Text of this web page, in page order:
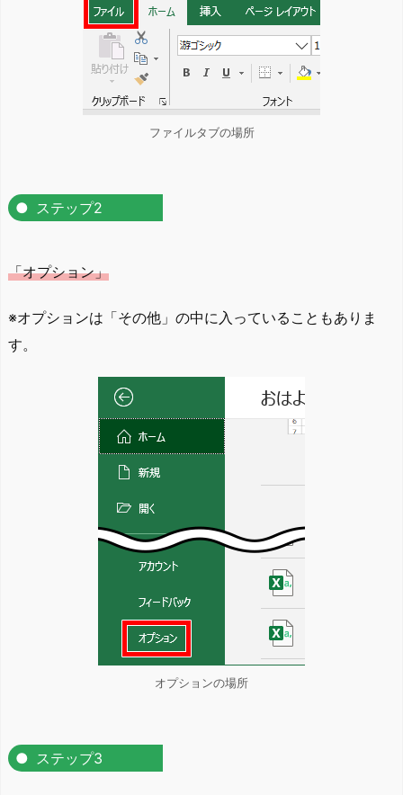
ファイルタブの場所
ステップ2
「オプション」
※オプションは「その他」の中に入っていることもありま
す。
オプションの場所
ステップ3